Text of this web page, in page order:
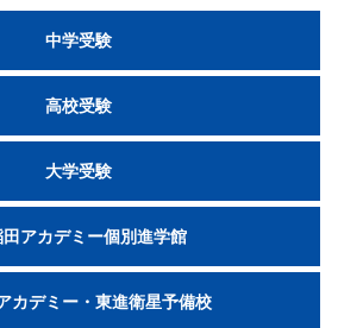
中学受験
高校受験
大学受験
田アカデミー個別進学館
カデミー・東進衛星予備校